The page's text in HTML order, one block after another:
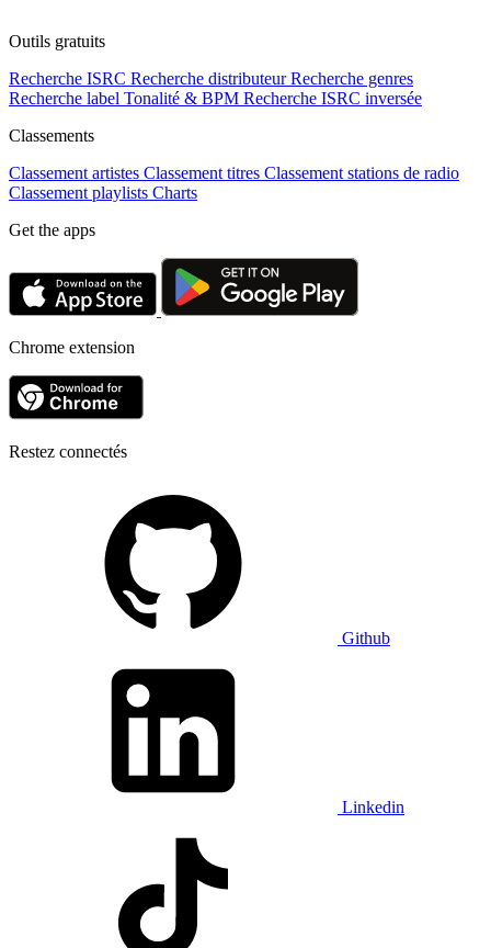
Outils gratuits
Recherche ISRC Recherche distributeur Recherche genres
Recherche label Tonalité & BPM Recherche ISRC inversée
Classements
Classement artistes Classement titres Classement stations de radio
Classement playlists Charts
Get the apps
Chrome extension
Restez connectés
Github
Linkedin